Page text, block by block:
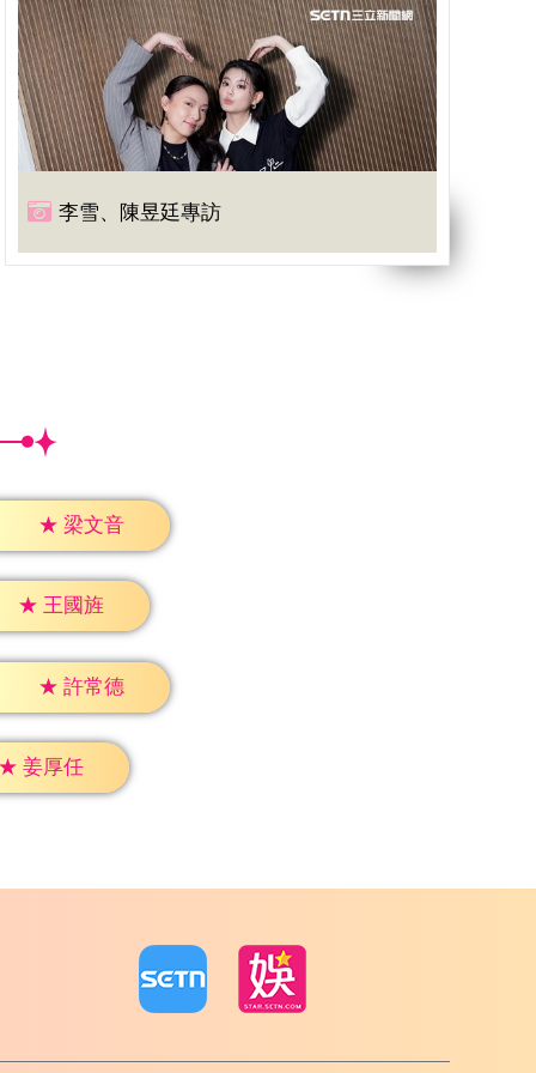
李雪、陳昱廷專訪
★ 梁文音
★ 王國旌
★ 許常德
姜厚任